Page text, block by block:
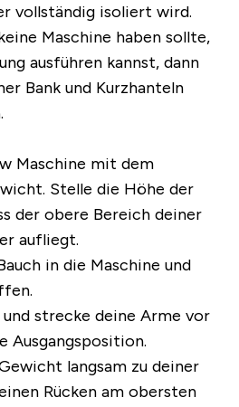
vollständig isoliert wird.
Maschine haben sollte,
ausführen kannst, dann
Bank und Kurzhanteln
Maschine mit dem
Stelle die Höhe der
der obere Bereich deiner
aufliegt.
in die Maschine und
strecke deine Arme vor
Ausgangsposition.
langsam zu deiner
Rücken am obersten